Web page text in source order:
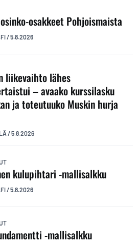
osakkeet Pohjoismaista
/5.8.2026
liikevaihto lähes
– avaako kurssilasku
ja toteutuuko Muskin hurja
/5.8.2026
kulupihtari -mallisalkku
/5.8.2026
-mallisalkku